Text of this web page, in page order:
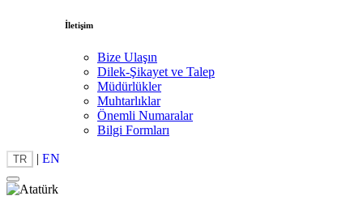
İletişim
Bize Ulaşın
Dilek-Şikayet ve Talep
Müdürlükler
Muhtarlıklar
Önemli Numaralar
Bilgi Formları
TR | EN